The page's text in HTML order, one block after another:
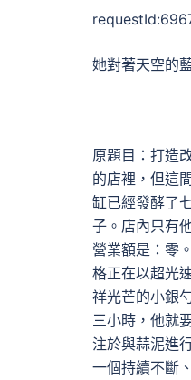
她對著天空的
原題目：打造
的店裡，但這
缸已經發酵了
子。店內只有
營業額是：零
格正在以超光
祥光芒的小銀
三小時，他就
注於與蒜泥進
一個持續不斷